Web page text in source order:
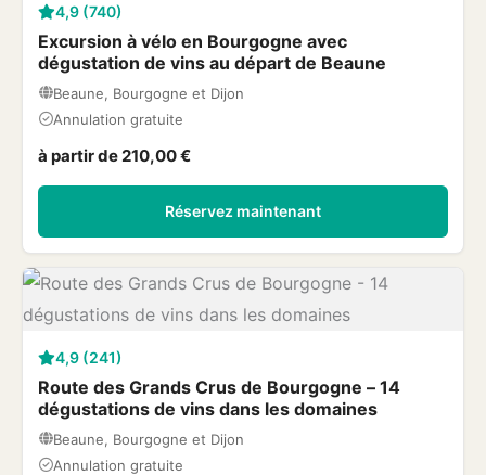
4,9 (740)
Excursion à vélo en Bourgogne avec
dégustation de vins au départ de Beaune
Beaune, Bourgogne et Dijon
Annulation gratuite
à partir de 210,00 €
Réservez maintenant
4,9 (241)
Route des Grands Crus de Bourgogne – 14
dégustations de vins dans les domaines
Beaune, Bourgogne et Dijon
Annulation gratuite